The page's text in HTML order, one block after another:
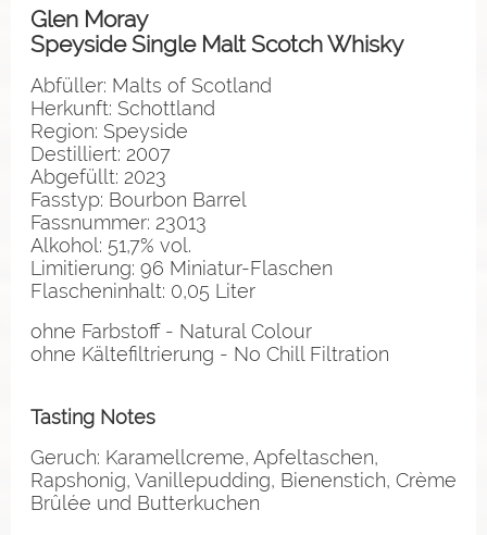
Glen Moray
Speyside Single Malt Scotch Whisky
Abfüller: Malts of Scotland
Herkunft: Schottland
Region: Speyside
Destilliert: 2007
Abgefüllt: 2023
Fasstyp: Bourbon Barrel
Fassnummer: 23013
Alkohol: 51,7% vol.
Limitierung: 96 Miniatur-Flaschen
Flascheninhalt: 0,05 Liter
ohne Farbstoff - Natural Colour
ohne Kältefiltrierung - No Chill Filtration
Tasting Notes
Geruch: Karamellcreme, Apfeltaschen,
Rapshonig, Vanillepudding, Bienenstich, Crème
Brûlée und Butterkuchen